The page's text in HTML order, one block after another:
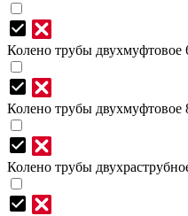
Колено трубы двухмуфтовое
Колено трубы двухмуфтовое
Колено трубы